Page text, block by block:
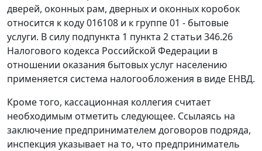
дверей, оконных рам, дверных и оконных коробок
относится к коду016108 и к группе01 - бытовые
услуги. В силу подпункта 1 пункта 2 статьи 346.26
Налогового кодекса Российской Федерации в
отношении оказания бытовых услуг населению
применяется система налогообложения в виде ЕНВД.
Кроме того, кассационная коллегия считает
необходимым отметить следующее. Ссылаясь на
заключение предпринимателем договоров подряда,
инспекция указывает на то, что предприниматель